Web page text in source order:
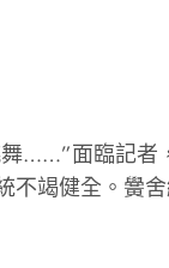
……”面臨記
竭健全。黌